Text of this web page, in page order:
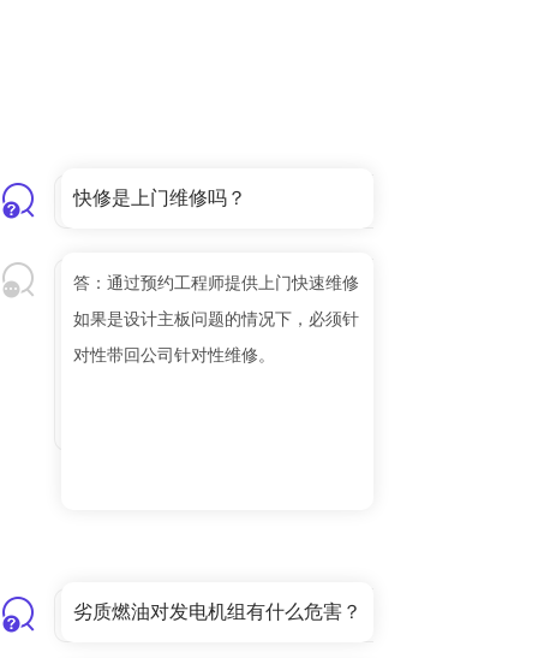
快修是上门维修吗？
答：通过预约工程师提供上门快速维修
如果是设计主板问题的情况下，必须针
对性带回公司针对性维修。
劣质燃油对发电机组有什么危害？